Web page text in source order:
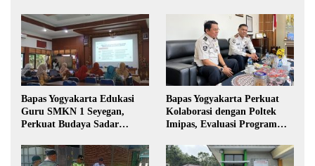
Bapas Yogyakarta Edukasi
Guru SMKN 1 Seyegan,
Perkuat Budaya Sadar
Bapas Yogyakarta Perkuat
Kolaborasi dengan Poltek
Imipas, Evaluasi Program